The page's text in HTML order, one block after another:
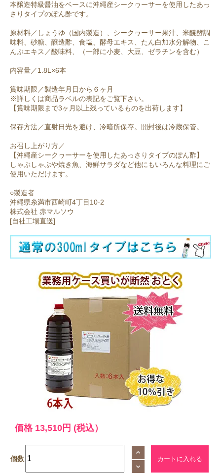
本醸造特級醤油をベースに沖縄産シークヮーサーを使用したあっ
さりタイプのぽん酢です。
原材料／しょうゆ（国内製造）、シークヮーサー果汁、米醗酵調
味料、砂糖、醸造酢、食塩、酵母エキス、たん白加水分解物、こ
んぶエキス／酸味料、（一部に小麦、大豆、ゼラチンを含む）
内容量／1.8L×6本
賞味期限／製造年月日から６ヶ月
※詳しくは商品ラベルの表記をご覧下さい。
【賞味期限まで3ヶ月以上残っているものを出荷します】
保存方法／直射日光を避け、冷暗所保存。開封後は冷蔵保管。
お召し上がり方／
【沖縄産シークヮーサーを使用したあっさりタイプのぽん酢】
しゃぶしゃぶや焼き魚、海鮮サラダなど他にもいろんな料理にご
使用いただけます。
○製造者
沖縄県糸満市西崎町4丁目10-2
株式会社 赤マルソウ
[自社工場直送]
価格 13,510円 (税込）
個数